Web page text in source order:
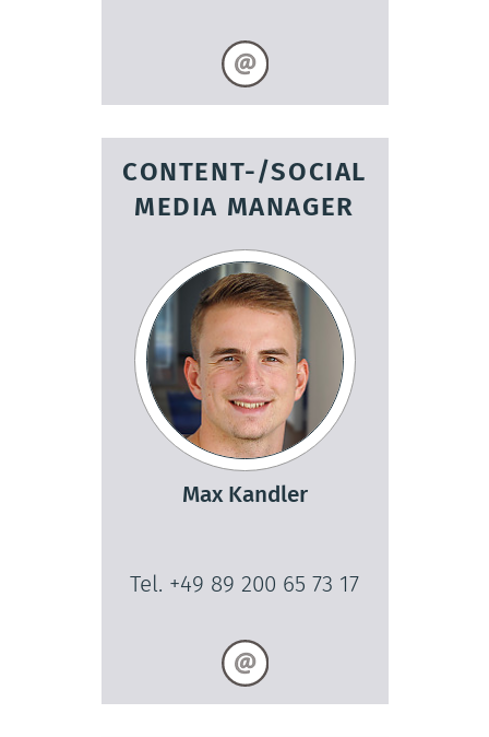
CONTENT-/SOCIAL
MEDIA MANAGER
Max Kandler
Tel. +49 89 200 65 73 17